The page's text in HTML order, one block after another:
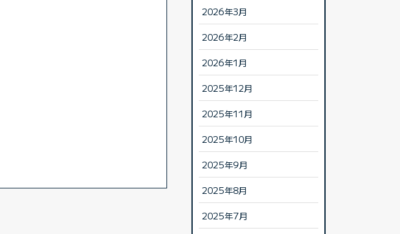
2026年3月
2026年2月
2026年1月
2025年12月
2025年11月
2025年10月
2025年9月
2025年8月
2025年7月